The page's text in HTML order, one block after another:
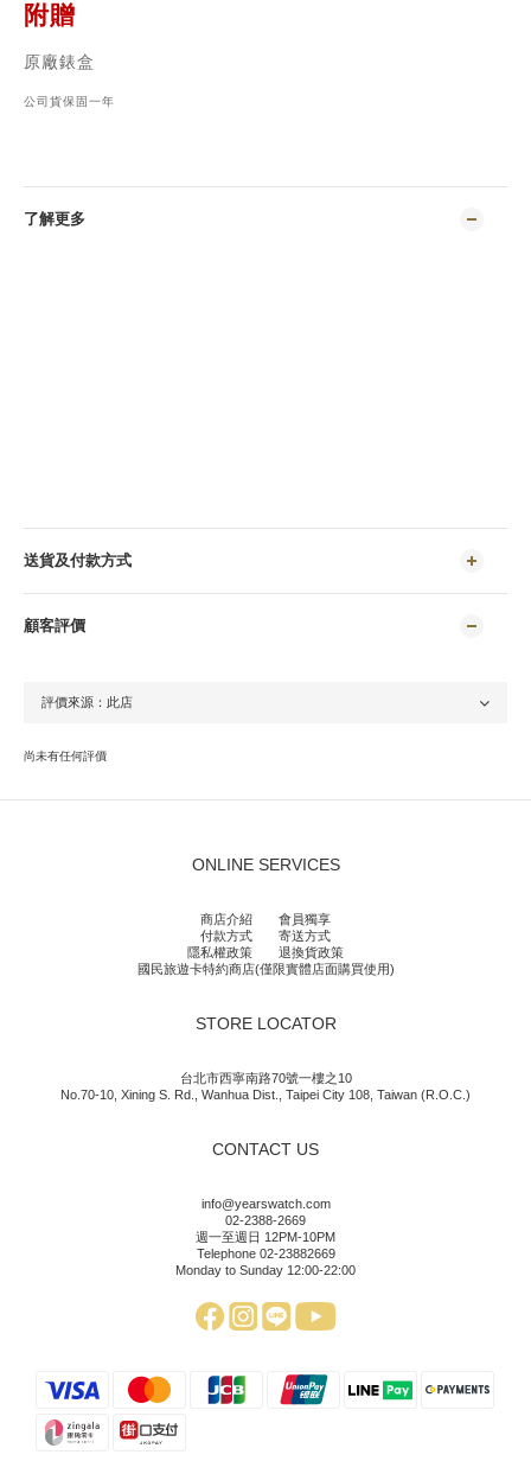
附贈
原廠錶盒
公司貨保固一年
了解更多
送貨及付款方式
顧客評價
尚未有任何評價
ONLINE SERVICES
商店介紹
會員獨享
付款方式
寄送方式
隱私權政策
退換貨政策
國民旅遊卡特約商店(僅限實體店面購買使用)
STORE LOCATOR
台北市西寧南路70號一樓之10
No.70-10, Xining S. Rd., Wanhua Dist., Taipei City 108, Taiwan (R.O.C.)
CONTACT US
info@yearswatch.com
02-2388-2669
週一至週日 12PM-10PM
Telephone 02-23882669
Monday to Sunday 12:00-22:00